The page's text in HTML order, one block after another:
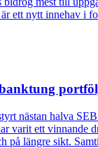
ett nytt innehav i
nästan halva
varit ett vinnande
på längre sikt.